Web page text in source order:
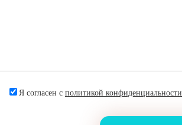
Я согласен с политикой конфиденциальности